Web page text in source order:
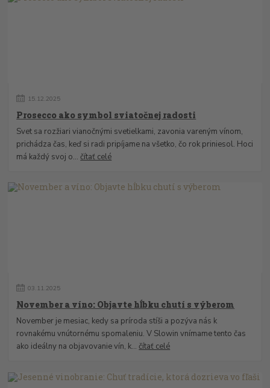
15. 12.2025
Prosecco ako symbol sviatočnej radosti
Svet sa rozžiari vianočnými svetielkami, zavonia vareným vínom,
prichádza čas, keď si radi pripíjame na všetko, čo rok priniesol. Hoci
má každý svoj o...čítať celé
03. 11.2025
November a víno: Objavte hĺbku chutí s výberom
November je mesiac, kedy sa príroda stíši a pozýva nás k
rovnakému vnútornému spomaleniu. V Slowin vnímame tento čas
ako ideálny na objavovanie vín, k...čítať celé